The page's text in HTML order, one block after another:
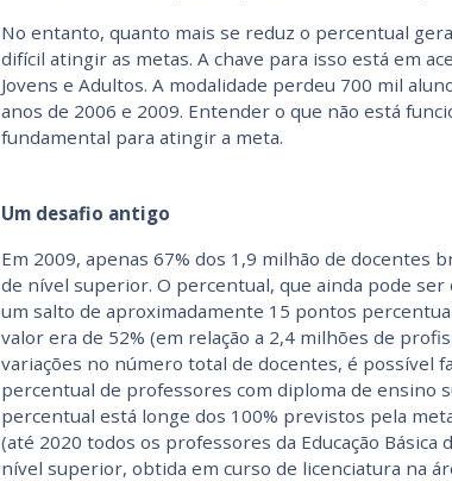
No entanto, quanto mais se reduz o percentual
difícil atingir as metas. A chave para isso está em
Jovens e Adultos. A modalidade perdeu 700 mil
anos de 2006 e 2009. Entender o que não está
fundamental para atingir a meta.
Um desafio antigo
Em 2009, apenas 67% dos 1,9 milhão de docentes
de nível superior. O percentual, que ainda pode
um salto de aproximadamente 15 pontos
valor era de 52% (em relação a 2,4 milhões de
variações no número total de docentes, é possível
percentual de professores com diploma de ensino
percentual está longe dos 100% previstos pela
(até 2020 todos os professores da Educação Básica
nível superior, obtida em curso de licenciatura na